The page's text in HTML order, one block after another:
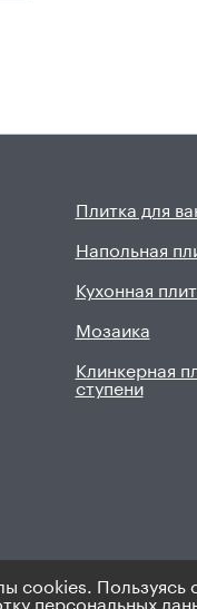
Плитка для
Напольная
Кухонная
Мозаика
Клинкерная
ступени
Не
cookies. Пользуясь
персональных